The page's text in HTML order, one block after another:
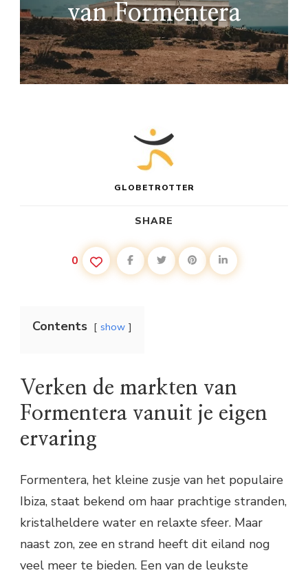
van Formentera
GLOBETROTTER
SHARE
0
Contents show
Verken de markten van
Formentera vanuit je eigen
ervaring
Formentera, het kleine zusje van het populaire
Ibiza, staat bekend om haar prachtige stranden,
kristalheldere water en relaxte sfeer. Maar
naast zon, zee en strand heeft dit eiland nog
veel meer te bieden. Een van de leukste